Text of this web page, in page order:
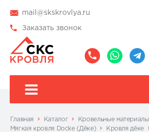
mail@skskrovlya.ru
Заказать звонок
Главная Каталог Кровельные материалы
Мягкая кровля Docke (Дёке)
Кровля дёке